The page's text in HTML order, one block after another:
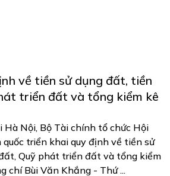
về tiền sử dụng đất, tiền
triển đất và tổng kiểm kê
Hà Nội, Bộ Tài chính tổ chức Hội
triển khai quy định về tiền sử
Quỹ phát triển đất và tổng kiểm
chí Bùi Văn Khắng - Thứ ...